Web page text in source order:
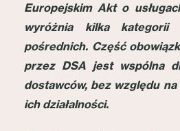
Europejskim Akt o
wyróżnia kilka kategorii
pośrednich. Część
przez DSA jest wspólna
dostawców, bez względu
ich działalności.